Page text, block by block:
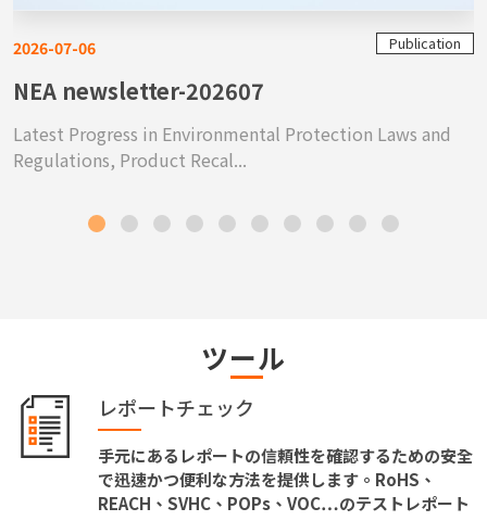
2026-07-06 Publication
NEA newsletter-202607
Latest Progress in Environmental Protection Laws and
Regulations, Product Recal...
ツール
レポートチェック
手元にあるレポートの信頼性を確認するための安全
で迅速かつ便利な方法を提供します。RoHS、
REACH、SVHC、POPs、VOC…のテストレポート